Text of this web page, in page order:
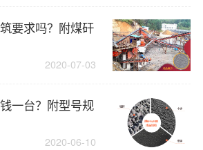
要求吗？附煤矸
2020-07-03
一台？附型号规
2020-06-10